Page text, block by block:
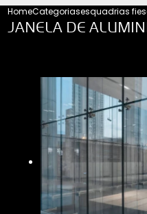
HomeCategoriasesquadrias
JANELA DE